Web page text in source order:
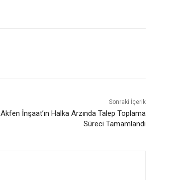
Sonraki İçerik
Akfen İnşaat’ın Halka Arzında Talep Toplama
Süreci Tamamlandı